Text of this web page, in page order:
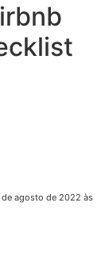
agosto de 2022 às